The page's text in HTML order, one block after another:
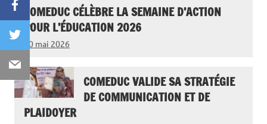
COMEDUC CÉLÈBRE LA SEMAINE D’ACTION
POUR L’ÉDUCATION 2026
10 mai 2026
COMEDUC VALIDE SA STRATÉGIE
DE COMMUNICATION ET DE
PLAIDOYER
Facebook
Twitter
Email